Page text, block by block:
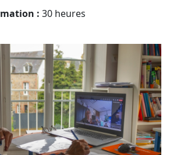
: 30 heures